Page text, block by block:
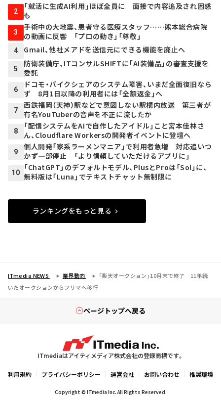
2
「就活に生成AI利用」ほぼ全員に 面接で内容追及され困惑
も
3
手術中の大地震、患者守る医療スタッフ……熊本総合病院
の動画に反響 「プロの動き」「尊敬」
4 Gmail、他社メアドを送信元にできる機能を廃止へ
5
防衛装備庁、ITコンサルSHIFTに「AI装備品」の審査支援を
委託
6
ドコモ・バイクシェアのシステム障害、いまだ全面復旧なら
ず 8月1日以降の利用者には「全額返金」へ
7
西鉄福岡（天神）駅などで意図しない駅構内放送 第三者が
有名YouTuberの音声を不正に流したか
8
「配信システムをAIで自作したアイドル」こと宮本佳林さ
ん、Cloudflare Workersの開発者イベントに登壇へ
9
個人開発「家系ラーメンマニア」で利用者急増 対応追いつ
かず一部停止 「より信頼していただけるアプリに」
10
「ChatGPT」のデフォルトモデル、PlusとProは「Sol」に、
無料版は「Luna」でテキストチャット無制限に
ランキングをもっと見る
ITmedia NEWS 業界動向
「楽天オークション」10月末で終了 11年続
いたオークションからフリマへ移行
ページトップへ戻る
ITmediaはアイティメディア株式会社の登録商標です。
利用規約 プライバシーポリシー 運営会社 お問い合わせ 推奨環境
Copyright © ITmedia Inc. All Rights Reserved.